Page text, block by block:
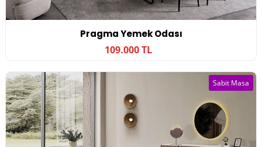
Pragma Yemek Odası
109.000 TL
Sabit Masa